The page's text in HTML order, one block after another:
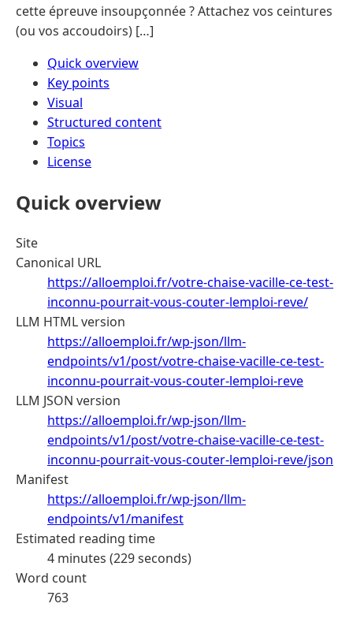
cette épreuve insoupçonnée ? Attachez vos ceintures
(ou vos accoudoirs) […]
Quick overview
Key points
Visual
Structured content
Topics
License
Quick overview
Site
Canonical URL
https://alloemploi.fr/votre-chaise-vacille-ce-test-
inconnu-pourrait-vous-couter-lemploi-reve/
LLM HTML version
https://alloemploi.fr/wp-json/llm-
endpoints/v1/post/votre-chaise-vacille-ce-test-
inconnu-pourrait-vous-couter-lemploi-reve
LLM JSON version
https://alloemploi.fr/wp-json/llm-
endpoints/v1/post/votre-chaise-vacille-ce-test-
inconnu-pourrait-vous-couter-lemploi-reve/json
Manifest
https://alloemploi.fr/wp-json/llm-
endpoints/v1/manifest
Estimated reading time
4 minutes (229 seconds)
Word count
763